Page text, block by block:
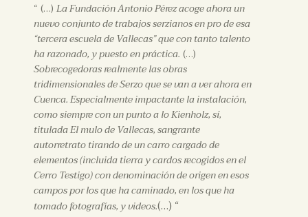
“ (…) La Fundación Antonio Pérez acoge ahora un
nuevo conjunto de trabajos serzianos en pro de esa
“tercera escuela de Vallecas” que con tanto talento
ha razonado, y puesto en práctica. (…)
Sobrecogedoras realmente las obras
tridimensionales de Serzo que se van a ver ahora en
Cuenca. Especialmente impactante la instalación,
como siempre con un punto a lo Kienholz, sí,
titulada El mulo de Vallecas, sangrante
autorretrato tirando de un carro cargado de
elementos (incluida tierra y cardos recogidos en el
Cerro Testigo) con denominación de origen en esos
campos por los que ha caminado, en los que ha
tomado fotografías, y videos.(…) “